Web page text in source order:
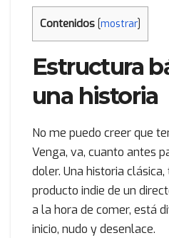
Contenidos [mostrar]
Estructura
una historia
No me puedo creer que
Venga, va, cuanto antes
doler. Una historia
producto indie de un
a la hora de comer, está
inicio, nudo y desenlace.